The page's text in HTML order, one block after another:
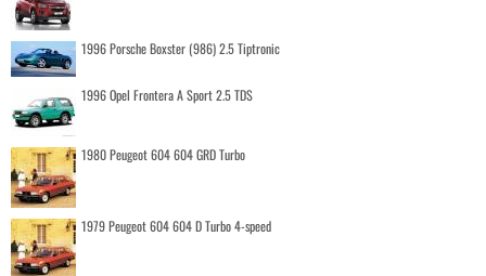
1996 Porsche Boxster (986) 2.5 Tiptronic
1996 Opel Frontera A Sport 2.5 TDS
1980 Peugeot 604 604 GRD Turbo
1979 Peugeot 604 604 D Turbo 4-speed